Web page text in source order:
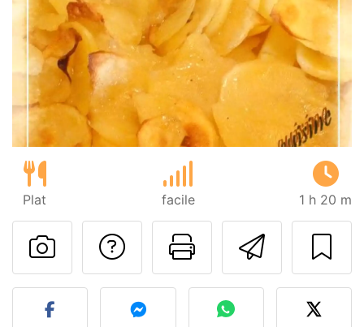
Plat facile 1 h 20 m
Imprimer
Poser une
Publier votre photo de